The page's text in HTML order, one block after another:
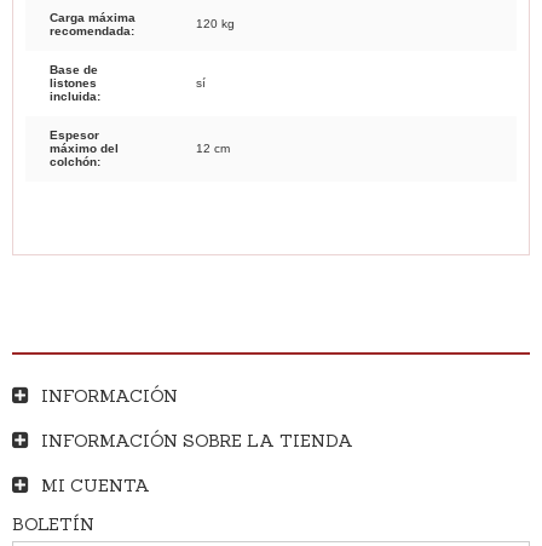
Carga máxima
recomendada:
120 kg
Base de
listones
incluida:
sí
Espesor
máximo del
colchón:
12 cm
INFORMACIÓN
INFORMACIÓN SOBRE LA TIENDA
MI CUENTA
BOLETÍN